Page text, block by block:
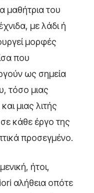
μαθήτρια του
με λάδι ή
μορφές
που
ως σημεία
τόσο μιας
μιας λιτής
κάθε έργο της
προσεγμένο.
ήτοι,
αλήθεια οπότε